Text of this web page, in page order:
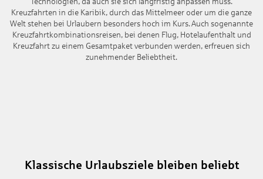
Kreuzfahrten in die Karibik, durch das Mittelmeer oder um die ganze
Welt stehen bei Urlaubern besonders hoch im Kurs. Auch sogenannte
Kreuzfahrtkombinationsreisen, bei denen Flug, Hotelaufenthalt und
Kreuzfahrt zu einem Gesamtpaket verbunden werden, erfreuen sich
zunehmender Beliebtheit.
Klassische Urlaubsziele bleiben beliebt